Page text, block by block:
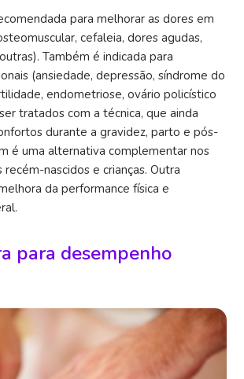
para melhorar as dores em
cefaleia, dores agudas,
Também é indicada para
(ansiedade, depressão, síndrome do
endometriose, ovário policístico
tratados com a técnica, que ainda
durante a gravidez, parto e pós-
é uma alternativa complementar nos
nascidos e crianças. Outra
da performance física e
para desempenho